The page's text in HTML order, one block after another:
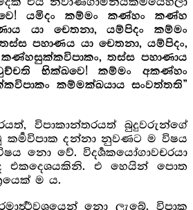
යමිදං කම්මං කණ්හං කණ්හ
යා චෙතනා, යම්පිදං කම්මං
පහාණය යා චෙතනා, යම්පිදං,
තස්ස පහාණාය
භික්ඛවෙ! කම්මං අකණ්හං
කම්මක්ඛයාය සංවත්තති”
විපාකාන්තරයත් බුදුවරුන්ගේ
කර්‍මවිපාක දන්නා නුවණට ම විෂය
නො වේ. විදර්‍ශකයෝගාවචරයා
එකදෙශයකිනි. එ හෙයින් පොත
ම ය.
නො ලැබේ. විපාක